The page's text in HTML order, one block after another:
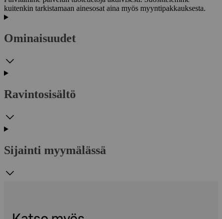
kuitenkin tarkistamaan ainesosat aina myös myyntipakkauksesta.
Ominaisuudet
Ravintosisältö
Sijainti myymälässä